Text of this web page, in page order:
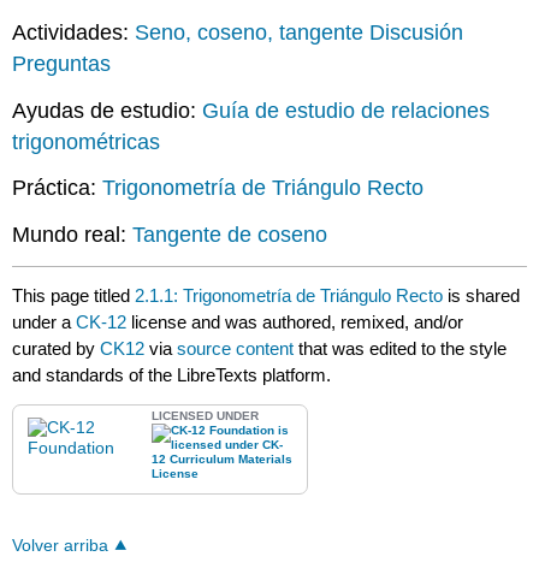
Actividades: Seno, coseno, tangente Discusión
Preguntas
Ayudas de estudio: Guía de estudio de relaciones
trigonométricas
Práctica:Trigonometría de Triángulo Recto
Mundo real:Tangente de coseno
This page titled 2.1.1: Trigonometría de Triángulo Recto is shared
under aCK-12 license and was authored, remixed, and/or
curated byCK12 viasource content that was edited to the style
and standards of the LibreTexts platform.
LICENSED UNDER
Volver arriba